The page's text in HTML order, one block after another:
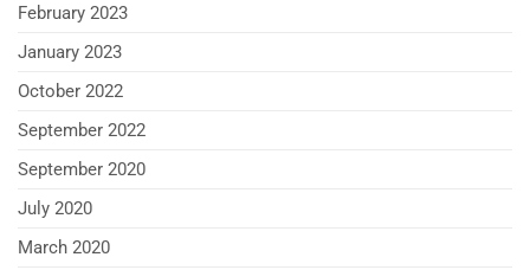
February 2023
January 2023
October 2022
September 2022
September 2020
July 2020
March 2020